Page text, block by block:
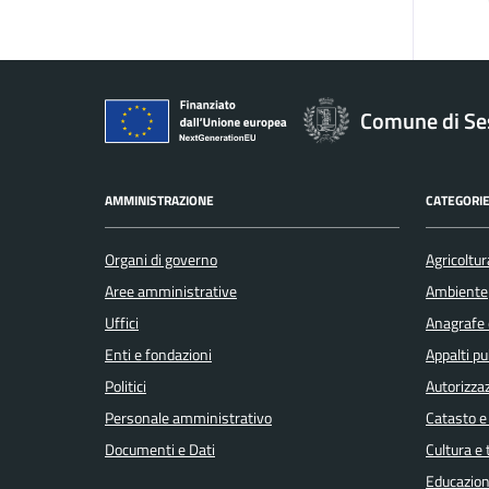
Comune di
AMMINISTRAZIONE
Organi di governo
Aree amministrative
Uffici
Enti e fondazioni
Politici
Personale amministrativo
Documenti e Dati
Ambiente
Appalti
Catasto
Cultura e